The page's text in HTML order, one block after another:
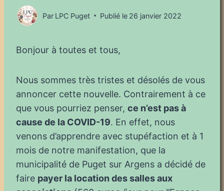
Par LPC Puget Publié le 26 janvier 2022
Bonjour à toutes et tous,
Nous sommes très tristes et désolés de vous
annoncer cette nouvelle. Contrairement à ce
que vous pourriez penser, ce n’est pas à
cause de la COVID-19. En effet, nous
venons d’apprendre avec stupéfaction et à 1
mois de notre manifestation, que la
municipalité de Puget sur Argens a décidé de
faire payer la location des salles aux